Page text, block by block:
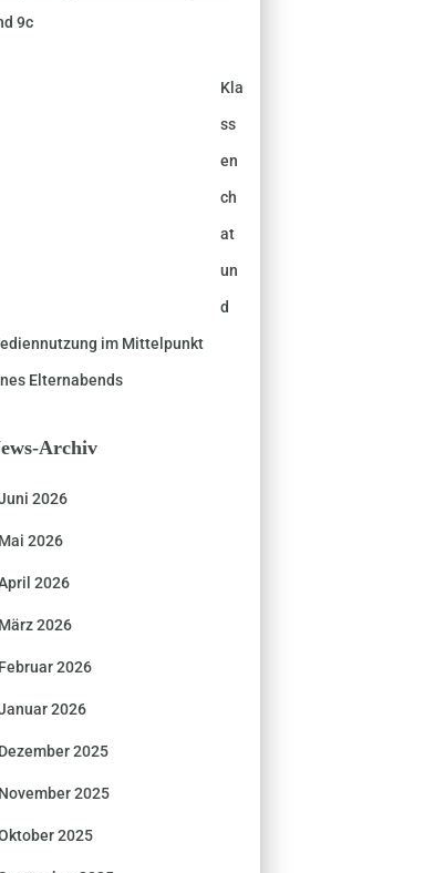
9c
Kla
ss
en
ch
at
un
d
im Mittelpunkt
Elternabends
Archiv
2026
Mai 2026
2026
März 2026
Februar 2026
2026
Dezember 2025
November 2025
2025